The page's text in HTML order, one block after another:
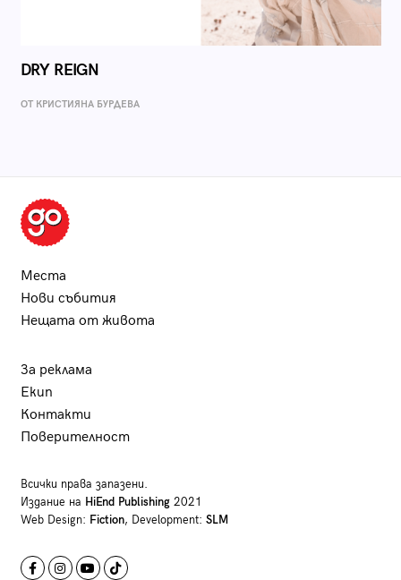
DRY REIGN
ОТ КРИСТИЯНА БУРДЕВА
Места
Нови събития
Нещата от живота
За реклама
Екип
Контакти
Поверителност
Всички права запазени.
Издание на HiEnd Publishing2021
Web Design: Fiction, Development: SLM